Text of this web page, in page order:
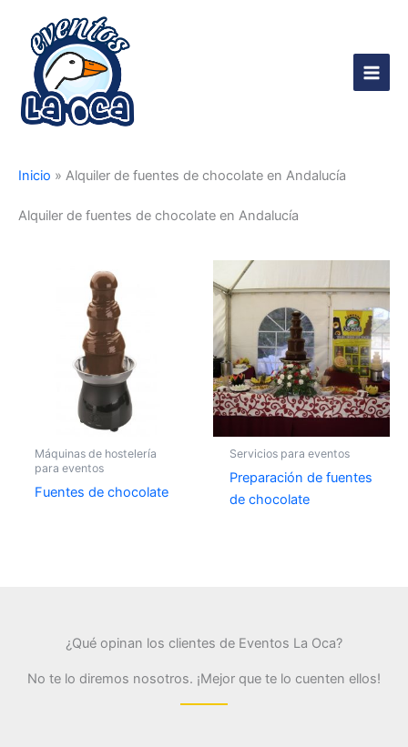
contenido
Main
Inicio » Alquiler de fuentes de chocolate en Andalucía
Alquiler de fuentes de chocolate en Andalucía
Máquinas de hostelería
para eventos
Fuentes de chocolate
Servicios para eventos
Preparación de fuentes
de chocolate
¿Qué opinan los clientes de Eventos La Oca?
No te lo diremos nosotros. ¡Mejor que te lo cuenten ellos!